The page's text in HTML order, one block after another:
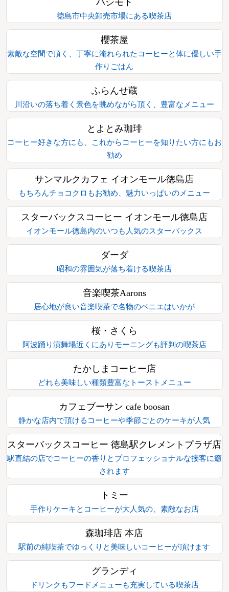
徳島市中央卸売市場にある喫茶店
櫻茶屋
素敵な空間で頂く、丁寧に淹れられたコーヒーと体に優しい手
作りごはん
ふらんせ蔵
川沿いの落ち着く景色を眺めながら頂く、豊富なメニュー
とよとみ珈琲
コーヒー好きな方にも、これからコーヒーを知りたい方にもお
勧め
サンマルクカフェ イオンモール徳島店
もちろんチョコクロもお勧め、魅力いっぱいのメニュー
スターバックスコーヒー イオンモール徳島店
イオンモール徳島内のいつも人気のスターバックス
ダーダ
昭和の雰囲気が落ち着ける喫茶店
音楽喫茶Aarons
居心地が良い音楽喫茶で名物のベニエはいかが
桜・さくら
阿波踊り演舞場近くにありモーニングも評判の喫茶店
たかしまコーヒー店
どれも美味しい種類豊富なトーストメニュー
カフェブーサン cafe boosan
静かな店内で頂けるコーヒーや季節ごとのケーキが人気
スターバックスコーヒー 徳島駅クレメントプラザ店
駅直結の店でコーヒーの香りとプロフェッショナルな接客に癒
されます
トミー
手作りケーキとコーヒーが大人気の、素敵なお店
森珈琲店 本店
駅前の純喫茶でゆっくりと美味しいコーヒーが頂けます
グランディ
ドリンクもフードメニューも充実している喫茶店